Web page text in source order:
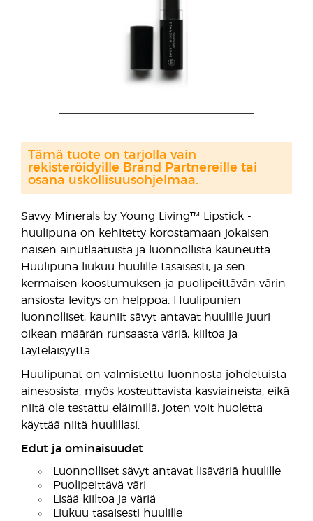
Savvy Minerals by Young Living™ Lipstick -
huulipuna on kehitetty korostamaan jokaisen
naisen ainutlaatuista ja luonnollista kauneutta.
Huulipuna liukuu huulille tasaisesti, ja sen
kermaisen koostumuksen ja puolipeittävän värin
ansiosta levitys on helppoa. Huulipunien
luonnolliset, kauniit sävyt antavat huulille juuri
oikean määrän runsaasta väriä, kiiltoa ja
täyteläisyyttä.
Huulipunat on valmistettu luonnosta johdetuista
ainesosista, myös kosteuttavista kasviaineista, eikä
niitä ole testattu eläimillä, joten voit huoletta
käyttää niitä huulillasi.
Edut ja ominaisuudet
Luonnolliset sävyt antavat lisäväriä huulille
Puolipeittävä väri
Lisää kiiltoa ja väriä
Liukuu tasaisesti huulille
Tämä tuote on tarjolla vain
rekisteröidyille Brand Partnereille tai
osana uskollisuusohjelmaa.